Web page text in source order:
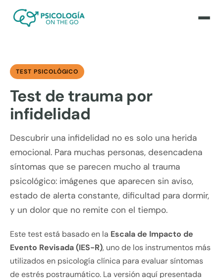
TEST PSICOLÓGICO
Test de trauma por
infidelidad
Descubrir una infidelidad no es solo una herida
emocional. Para muchas personas, desencadena
síntomas que se parecen mucho al trauma
psicológico: imágenes que aparecen sin aviso,
estado de alerta constante, dificultad para dormir,
y un dolor que no remite con el tiempo.
Este test está basado en la Escala de Impacto de
Evento Revisada (IES-R), uno de los instrumentos más
utilizados en psicología clínica para evaluar síntomas
de estrés postraumático. La versión aquí presentada